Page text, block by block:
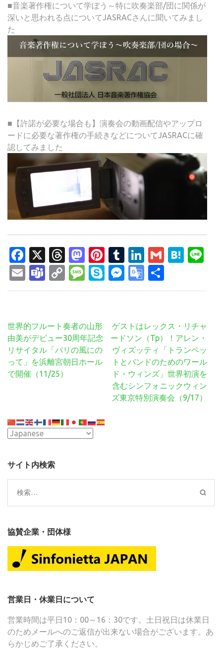
■音楽著作権について学ぼう～特に吹奏楽部/団に関係が
深いと思われる点についてJASRACさんに聞いてみまし
た
■【許諾が必要な場合も】演奏会の動画配信やアップロ
ードに必要な著作権の手続きなどについてJASRACに確
認してみました
Facebook
X Threads
Mastodon
Pinterest
Tumblr
LinkedIn
Gmail
EmailTeams
Copy
Link
Message
SkypeMessenger
Google
Translate
有
投
稿
ナ
ビ
ゲ
ン
世界的フルート奏者の山形
由美がデビュー30周年記念
リサイタル「パリの風にの
って」を浜離宮朝日ホール
で開催（11/25）
ゲストはレックス・リチャ
ードソン（Tp）！アレン・
ヴィズッティ「トランペッ
トとバンドのためのワール
ド・ウィンズ」世界初演を
含むシンフォニックウィン
ズ東京特別演奏会（9/17）
サイト内検索
検
索:
協賛企業・団体様
営業日・休業日について
営業時間は平日10：00～16：30です。土日祝日は休業日
のためメールへのご返信が出来ない場合がございます。あ
らかじめご了承ください。